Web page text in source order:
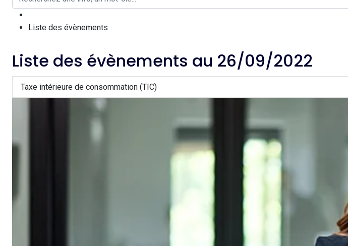
Liste des évènements
Liste des évènements au 26/09/2022
Taxe intérieure de consommation (TIC)